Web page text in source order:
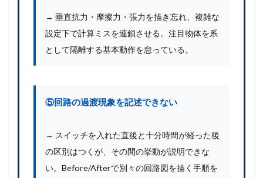
→ 垂直抗力・摩擦力・張力を描き忘れ、複雑な
設定下で計算ミスを連鎖させる。注目物体を系
として隔離する基本動作を怠っている。
⑤回路の過渡現象を記述できない
→ スイッチを入れた直後と十分時間が経った後
の区別はつくが、その間の挙動が説明できな
い。Before/Afterで別々の回路図を描く手順を